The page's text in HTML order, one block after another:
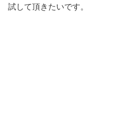
試して頂きたいです。